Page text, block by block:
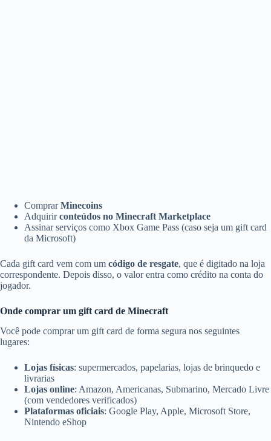
ComprarMinecoins
Adquirirconteúdos no Minecraft Marketplace
Assinar serviços como Xbox Game Pass (caso seja um gift card
da Microsoft)
Cada gift card vem com um código de resgate, que é digitado na loja
correspondente. Depois disso, o valor entra como crédito na conta do
jogador.
Onde comprar um gift card de Minecraft
Você pode comprar um gift card de forma segura nos seguintes
lugares:
Lojas físicas: supermercados, papelarias, lojas de brinquedo e
livrarias
Lojas online: Amazon, Americanas, Submarino, Mercado Livre
(com vendedores verificados)
Plataformas oficiais: Google Play, Apple, Microsoft Store,
Nintendo eShop